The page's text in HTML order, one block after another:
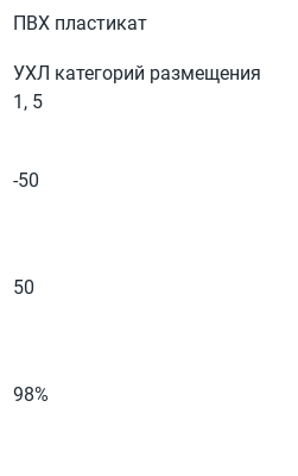
ПВХ пластикат
УХЛ категорий размещения
1, 5
-50
50
98%